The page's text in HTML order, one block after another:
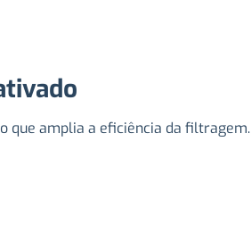
que amplia a eficiência da filtragem.